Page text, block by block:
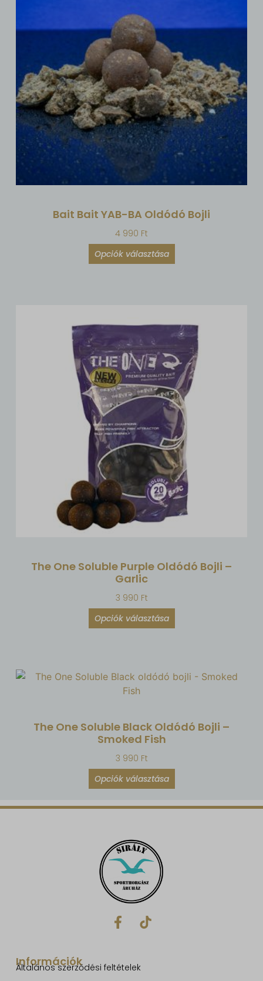
Bait Bait YAB-BA Oldódó Bojli
4 990 Ft
Opciók választása
The One Soluble Purple Oldódó Bojli –
Garlic
3 990 Ft
Opciók választása
The One Soluble Black Oldódó Bojli –
Smoked Fish
3 990 Ft
Opciók választása
Információk
Általános szerződési feltételek